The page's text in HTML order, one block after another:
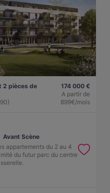
2 pièces de
174 000 €
A partir de
899€/mois
Avant Scène
appartements du 2 au 4
du futur parc du centre